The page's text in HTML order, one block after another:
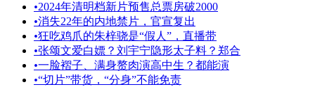
•2024年清明档新片预售总票房破2000
•消失22年的内地禁片，官宣复出
•狂吃鸡爪的朱梓骁是“假人”，直播带
•张颂文爱白嫖？刘宇宁隐形太子料？郑合
•一脸褶子、满身赘肉演高中生？都能演
•“切片”带货，“分身”不能免责